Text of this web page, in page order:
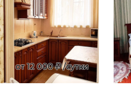
от 12 000 /сутки